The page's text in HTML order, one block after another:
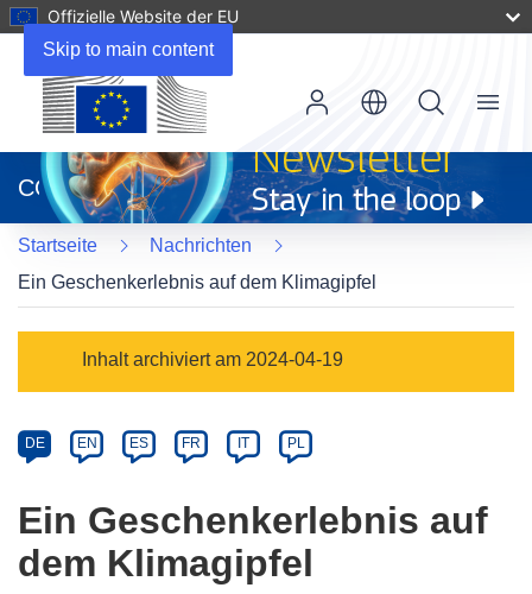
Skip to main content
Offizielle Website der EU
neuem
Fenster)
CORDIS
Menu
Startseite
Nachrichten
Ein Geschenkerlebnis auf dem Klimagipfel
Category
Inhalt archiviert am 2024-04-19
Article
available
the
following
languages:
DE EN ES FR IT PL
Ein Geschenkerlebnis auf
dem Klimagipfel